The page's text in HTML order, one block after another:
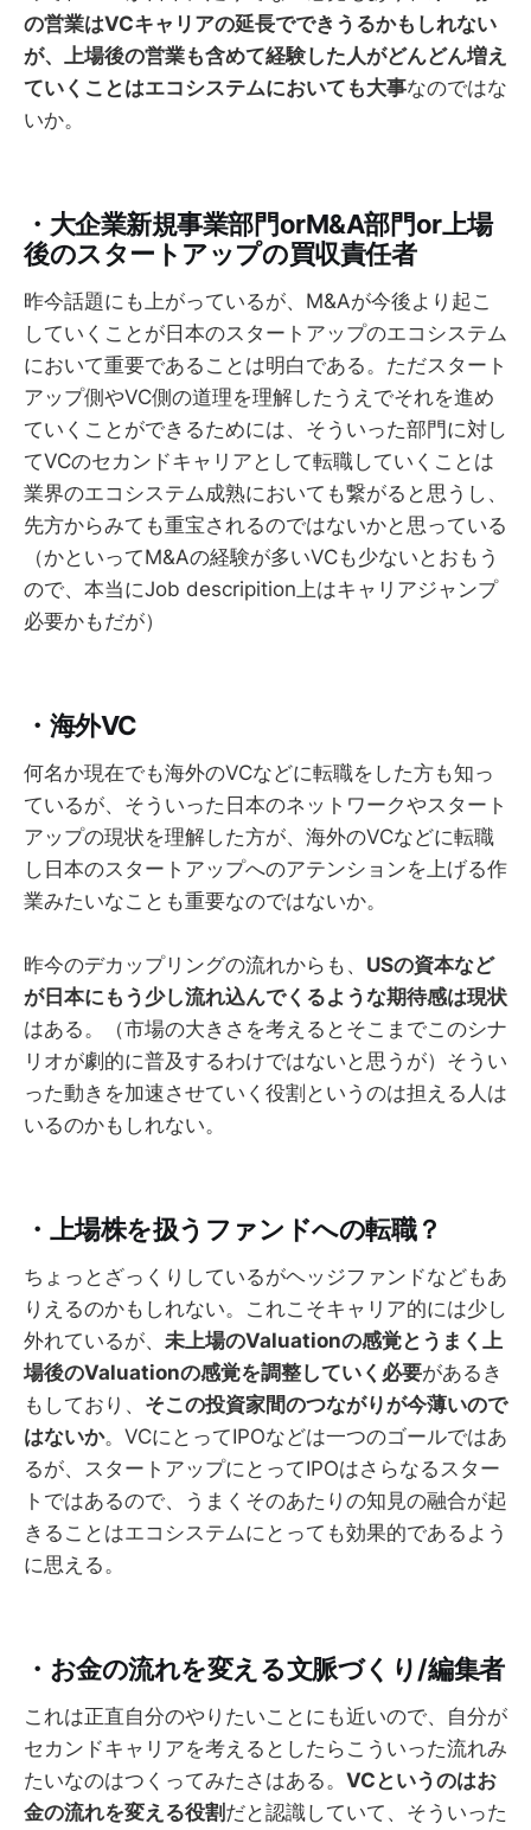
の営業はVCキャリアの延長でできうるかもしれない
が、上場後の営業も含めて経験した人がどんどん増え
ていくことはエコシステムにおいても大事なのではな
いか。
・大企業新規事業部門orM&A部門or上場
後のスタートアップの買収責任者
昨今話題にも上がっているが、M&Aが今後より起こ
していくことが日本のスタートアップのエコシステム
において重要であることは明白である。ただスタート
アップ側やVC側の道理を理解したうえでそれを進め
ていくことができるためには、そういった部門に対し
てVCのセカンドキャリアとして転職していくことは
業界のエコシステム成熟においても繋がると思うし、
先方からみても重宝されるのではないかと思っている
（かといってM&Aの経験が多いVCも少ないとおもう
ので、本当にJob descripition上はキャリアジャンプ
必要かもだが）
・海外VC
何名か現在でも海外のVCなどに転職をした方も知っ
ているが、そういった日本のネットワークやスタート
アップの現状を理解した方が、海外のVCなどに転職
し日本のスタートアップへのアテンションを上げる作
業みたいなことも重要なのではないか。
昨今のデカップリングの流れからも、 USの資本など
が日本にもう少し流れ込んでくるような期待感は現状
はある。（市場の大きさを考えるとそこまでこのシナ
リオが劇的に普及するわけではないと思うが）そうい
った動きを加速させていく役割というのは担える人は
いるのかもしれない。
・上場株を扱うファンドへの転職？
ちょっとざっくりしているがヘッジファンドなどもあ
りえるのかもしれない。これこそキャリア的には少し
外れているが、 未上場のValuationの感覚とうまく上
場後のValuationの感覚を調整していく必要があるき
もしており、 そこの投資家間のつながりが今薄いので
はないか。VCにとってIPOなどは一つのゴールではあ
るが、スタートアップにとってIPOはさらなるスター
トではあるので、うまくそのあたりの知見の融合が起
きることはエコシステムにとっても効果的であるよう
に思える。
・お金の流れを変える文脈づくり/編集者
これは正直自分のやりたいことにも近いので、自分が
セカンドキャリアを考えるとしたらこういった流れみ
たいなのはつくってみたさはある。 VCというのはお
金の流れを変える役割 だと認識していて、そういった